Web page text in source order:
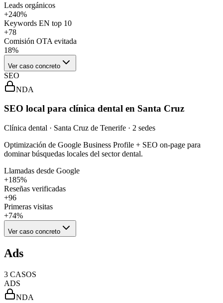
Leads orgánicos
+240%
Keywords EN top 10
+78
Comisión OTA evitada
18%
Ver caso concreto
SEO
NDA
SEO local para clínica dental en Santa Cruz
Clínica dental · Santa Cruz de Tenerife · 2 sedes
Optimización de Google Business Profile + SEO on-page para
dominar búsquedas locales del sector dental.
Llamadas desde Google
+185%
Reseñas verificadas
+96
Primeras visitas
+74%
Ver caso concreto
Ads
3 CASOS
ADS
NDA